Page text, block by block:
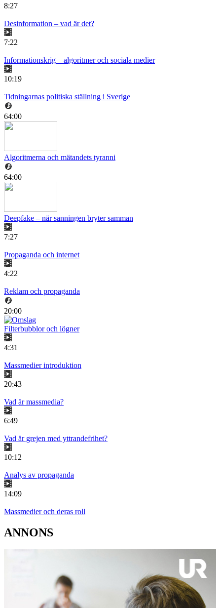
8:27
Desinformation – vad är det?
7:22
Informationskrig – algoritmer och sociala medier
10:19
Tidningarnas politiska ställning i Sverige
64:00
Algoritmerna och mätandets tyranni
64:00
Deepfake – när sanningen bryter samman
7:27
Propaganda och internet
4:22
Reklam och propaganda
20:00
Filterbubblor och lögner
4:31
Massmedier introduktion
20:43
Vad är massmedia?
6:49
Vad är grejen med yttrandefrihet?
10:12
Analys av propaganda
14:09
Massmedier och deras roll
ANNONS